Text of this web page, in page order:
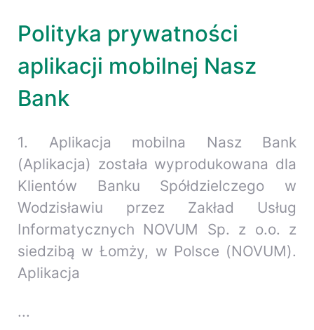
Polityka prywatności
aplikacji mobilnej Nasz
Bank
1. Aplikacja mobilna Nasz Bank
(Aplikacja) została wyprodukowana dla
Klientów Banku Spółdzielczego w
Wodzisławiu przez Zakład Usług
Informatycznych NOVUM Sp. z o.o. z
siedzibą w Łomży, w Polsce (NOVUM).
Aplikacja
...